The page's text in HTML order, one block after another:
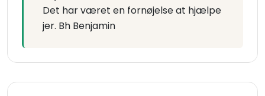
Det har været en fornøjelse at hjælpe
jer. Bh Benjamin